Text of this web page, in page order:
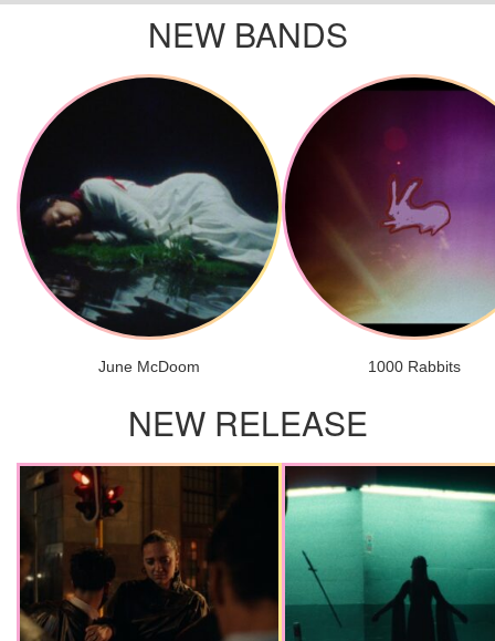
NEW BANDS
June McDoom 1000 Rabbits
NEW RELEASE